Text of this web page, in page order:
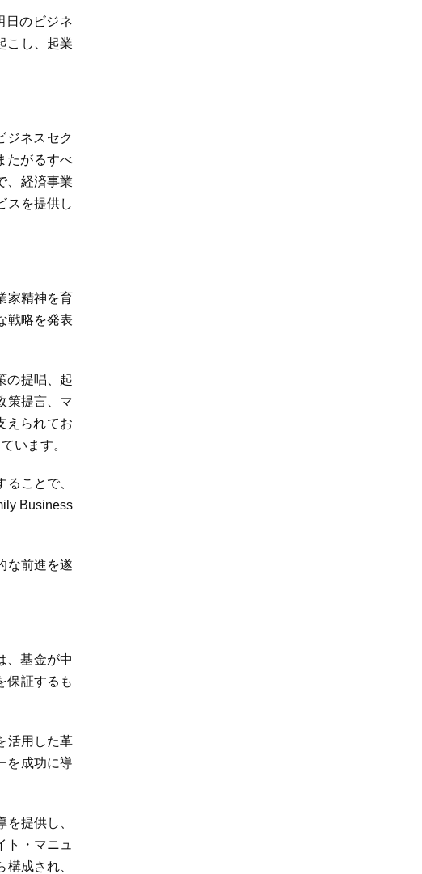
日のビジネ
こし、起業
ジネスセク
たがるすべ
、経済事業
スを提供し
家精神を育
戦略を発表
の提唱、起
策提言、マ
えられてお
います。
ことで、
Business
な前進を遂
、基金が中
保証するも
活用した革
を成功に導
提供し、
ト・マニュ
成され、